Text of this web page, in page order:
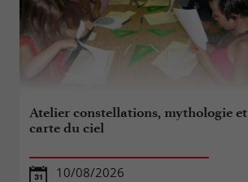
Atelier constellations, mythologie et
carte du ciel
10/08/2026